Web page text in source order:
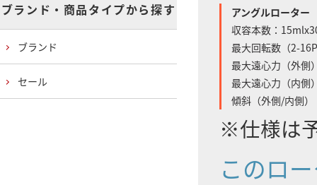
アングルローター
収容本数：
最大回転数（2-
最大遠心力（外側
最大遠心力（内側
傾斜（外側/内側）
※仕様は
このロ
ブランド・商品タイプから探す
ブランド
セール